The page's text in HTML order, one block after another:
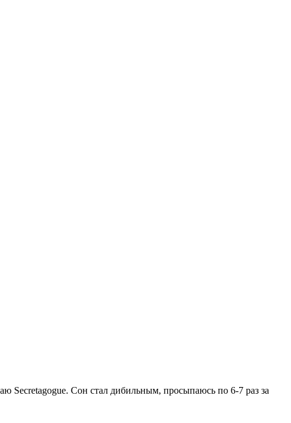
Secretagogue. Сон стал дибильным, просыпаюсь по 6-7 раз за